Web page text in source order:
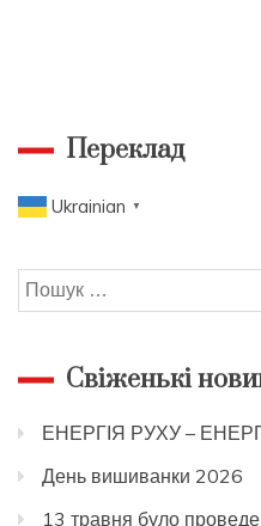
Переклад
Ukrainian ▼
Пошук:
Свіженькі
ЕНЕРГІЯ РУХУ –
День вишиванки 2026
13 травня було